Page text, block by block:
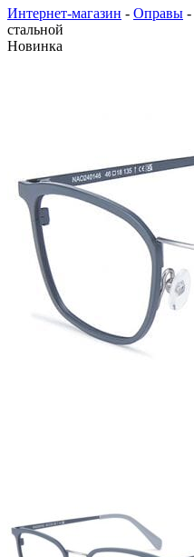
Интернет-магазин - Оправы -
стальной
Новинка